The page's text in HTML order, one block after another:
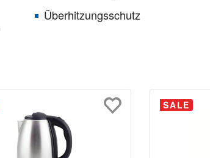
Überhitzungsschutz
SALE